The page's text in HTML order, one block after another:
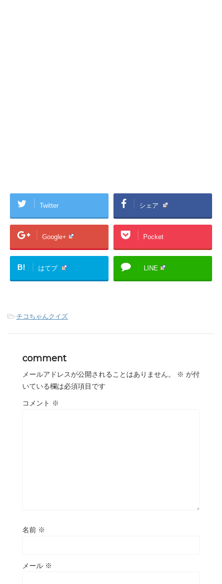
Twitter シェア
Google+ Pocket
B! はてブ LINE
-チコちゃんクイズ
comment
メールアドレスが公開されることはありません。 ※ が付
いている欄は必須項目です
コメント ※
名前 ※
メール ※